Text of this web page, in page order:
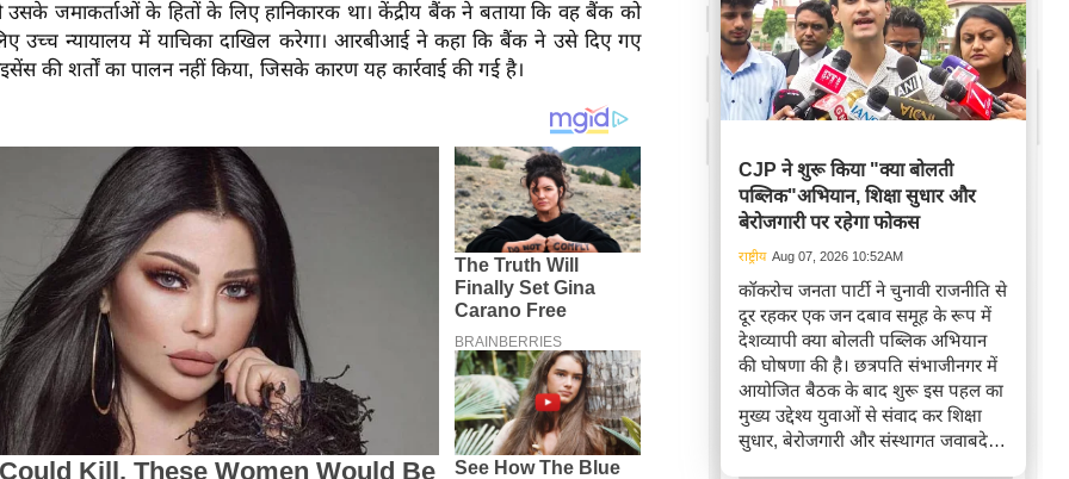
उसके जमाकर्ताओं के हितों के लिए हानिकारक था। केंद्रीय बैंक ने बताया कि वह बैंक को
उच्च न्यायालय में याचिका दाखिल करेगा। आरबीआई ने कहा कि बैंक ने उसे दिए गए
की शर्तों का पालन नहीं किया, जिसके कारण यह कार्रवाई की गई है।
CJP ने शुरू किया "क्या बोलती
पब्लिक"अभियान, शिक्षा सुधार और
बेरोजगारी पर रहेगा फोकस
राष्ट्रीय Aug 07, 2026 10:52AM
कॉकरोच जनता पार्टी ने चुनावी राजनीति से
दूर रहकर एक जन दबाव समूह के रूप में
देशव्यापी क्या बोलती पब्लिक अभियान
की घोषणा की है। छत्रपति संभाजीनगर में
आयोजित बैठक के बाद शुरू इस पहल का
मुख्य उद्देश्य युवाओं से संवाद कर शिक्षा
सुधार, बेरोजगारी और संस्थागत जवाबदेही